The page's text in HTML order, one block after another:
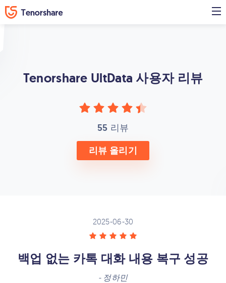
Tenorshare UltData 사용자 리뷰
55 리뷰
리뷰 올리기
2025-06-30
백업 없는 카톡 대화 내용 복구 성공
- 정하민